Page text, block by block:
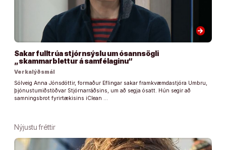
arrow_forward
Sakar fulltrúa stjórnsýslu um ósannsögli
„skammarblettur á samfélaginu“
Verkalýðsmál
Sólveig Anna Jónsdóttir, formaður Eflingar sakar framkvæmdastjóra Umbru,
þjónustumiðstöðvar Stjórnarráðsins, um að segja ósatt. Hún segir að
samningsbrot fyrirtækisins iClean …
Nýjustu fréttir